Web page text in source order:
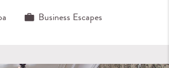
Business Escapes